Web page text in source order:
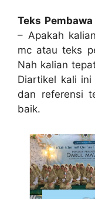
Teks
– Apakah
mc atau teks
Nah kalian
Diartikel kali
dan referensi
baik.